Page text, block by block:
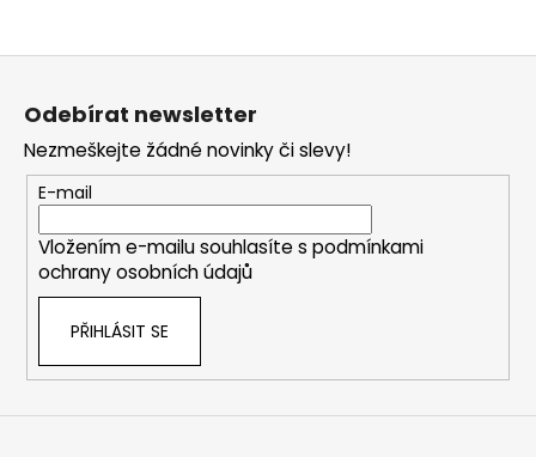
Odebírat newsletter
Nezmeškejte žádné novinky či slevy!
E-mail
Vložením e-mailu souhlasíte s podmínkami
ochrany osobních údajů
PŘIHLÁSIT SE